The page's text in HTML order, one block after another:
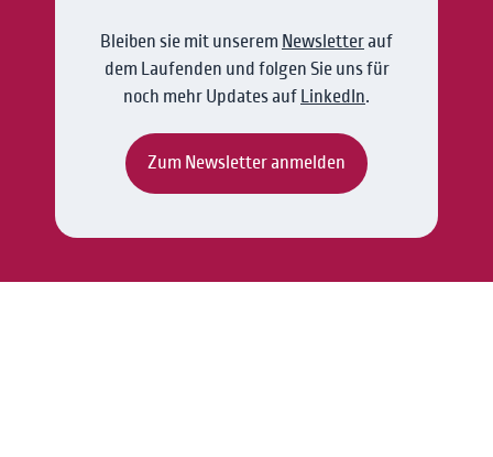
Bleiben sie mit unserem Newsletterauf
dem Laufenden und folgen Sie uns für
noch mehr Updates auf LinkedIn.
Zum Newsletter anmelden